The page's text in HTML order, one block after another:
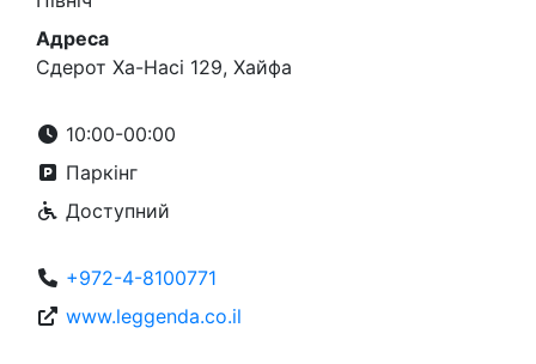
Адреса
Сдерот Ха-Насі 129, Хайфа
10:00-00:00
Паркінг
Доступний
+972-4-8100771
www.leggenda.co.il